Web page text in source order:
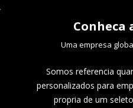
Conheca
Uma empresa
Somos referencia
personalizados para
propria de um